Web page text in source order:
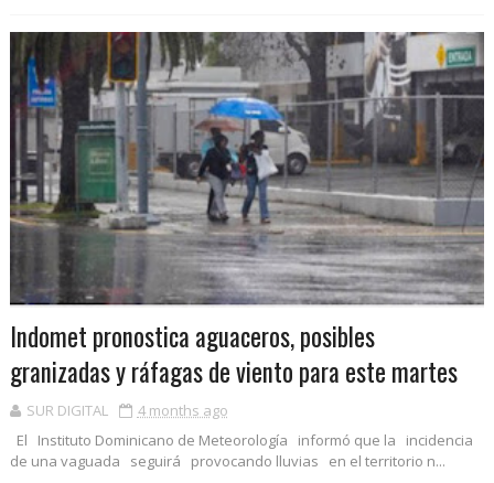
Indomet pronostica aguaceros, posibles
granizadas y ráfagas de viento para este martes
SUR DIGITAL
4 months ago
El Instituto Dominicano de Meteorología informó que la incidencia
de una vaguada seguirá provocando lluvias en el territorio n...